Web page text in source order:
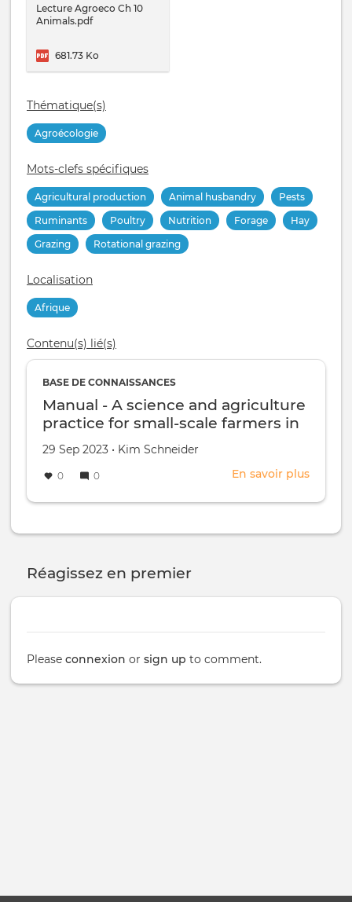
Lecture Agroeco Ch 10
Animals.pdf
681.73 Ko
Thématique(s)
Agroécologie
Mots-clefs spécifiques
Agricultural production Animal husbandry
Pests
Ruminants
Poultry Nutrition Forage
Hay
Grazing
Rotational grazing
Localisation
Afrique
Contenu(s) lié(s)
BASE DE CONNAISSANCES
Manual - A science and agriculture
practice for small-scale farmers in
sub-Saharan Africa
Créé
29 Sep 2023 •
par Kim Schneider
0 0 En savoir plus
-
science
sub-
Réagissez en premier
Please connexion or sign up to comment.